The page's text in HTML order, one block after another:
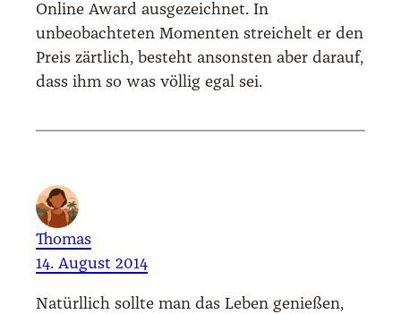
Online Award ausgezeichnet. In
unbeobachteten Momenten streichelt er den
Preis zärtlich, besteht ansonsten aber darauf,
dass ihm so was völlig egal sei.
Thomas
14. August 2014
Natürl­lich soll­te man das Leben genie­ßen,